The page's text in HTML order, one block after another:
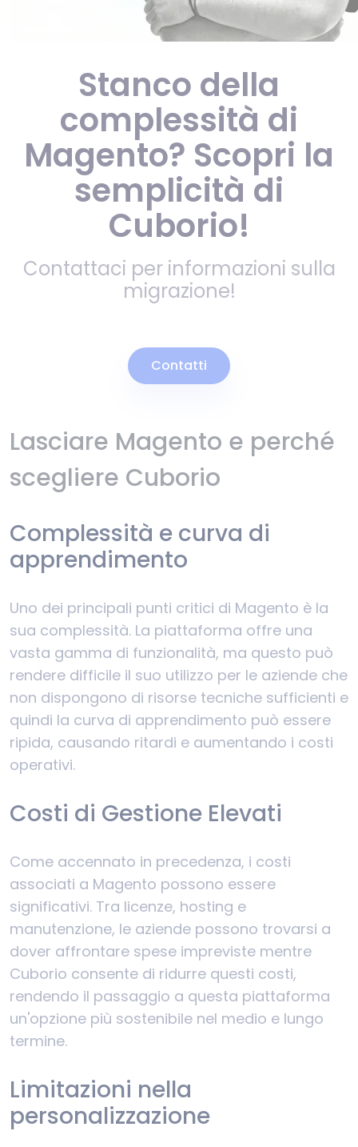
Stanco della
complessità di
Magento? Scopri la
semplicità di
Cuborio!
Contattaci per informazioni sulla
migrazione!
Contatti
Lasciare Magento e perché
scegliere Cuborio
Complessità e curva di
apprendimento
Uno dei principali punti critici di Magento è la
sua complessità. La piattaforma offre una
vasta gamma di funzionalità, ma questo può
rendere difficile il suo utilizzo per le aziende che
non dispongono di risorse tecniche sufficienti e
quindi la curva di apprendimento può essere
ripida, causando ritardi e aumentando i costi
operativi.
Costi di Gestione Elevati
Come accennato in precedenza, i costi
associati a Magento possono essere
significativi. Tra licenze, hosting e
manutenzione, le aziende possono trovarsi a
dover affrontare spese impreviste mentre
Cuborio consente di ridurre questi costi,
rendendo il passaggio a questa piattaforma
un'opzione più sostenibile nel medio e lungo
termine.
Limitazioni nella
personalizzazione